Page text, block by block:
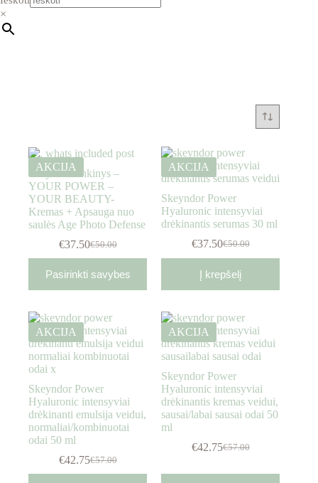
AKCIJA
Skeyndor rinkinys –
YOUR POWER –
YOUR BEAUTY-
Kremas + Apsauga nuo
saulės Age Photo Defense
€50.00
€37.50
Pasirinkti savybes
AKCIJA
Skeyndor Power
Hyaluronic intensyviai
drėkinantis serumas 30 ml
€50.00
€37.50
Į krepšelį
AKCIJA
Skeyndor Power
Hyaluronic intensyviai
drėkinanti emulsija veidui,
normaliai/kombinuotai
odai 50 ml
€57.00
€42.75
AKCIJA
Skeyndor Power
Hyaluronic intensyviai
drėkinantis kremas veidui,
sausai/labai sausai odai 50
ml
€57.00
€42.75
×